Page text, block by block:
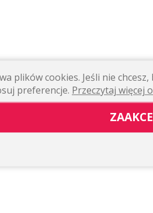
plików cookies. Jeśli nie
preferencje. Przeczytaj więcej